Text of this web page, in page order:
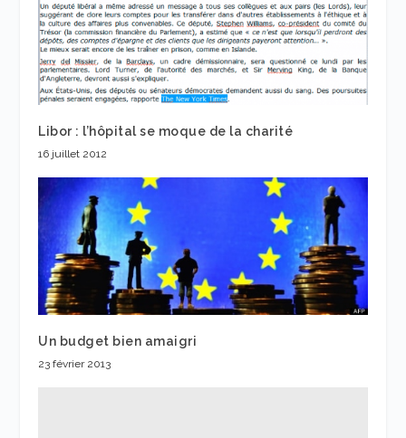
Libor : l’hôpital se moque de la charité
16 juillet 2012
Un budget bien amaigri
23 février 2013